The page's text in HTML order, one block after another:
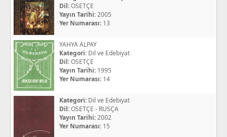
Dil:OSETÇE
Yayın Tarihi:2005
Yer Numarası: 13
YAHYA ALPAY
Kategori: Dil ve Edebiyat
Dil:OSETÇE
Yayın Tarihi: 1995
Yer Numarası: 14
Kategori: Dil ve Edebiyat
Dil:OSETÇE - RUSÇA
Yayın Tarihi:2002
Yer Numarası: 15